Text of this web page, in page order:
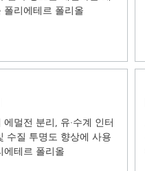
폴리에테르 폴리올
멀전 분리, 유·수계 인터
수질 투명도 향상에 사용
에테르 폴리올